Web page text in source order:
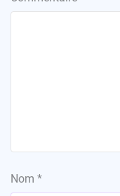
Nom *